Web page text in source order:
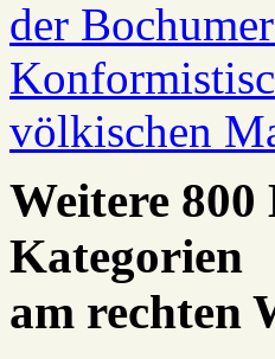
der
völkischen
Weitere 800
Kategorien
am rechten